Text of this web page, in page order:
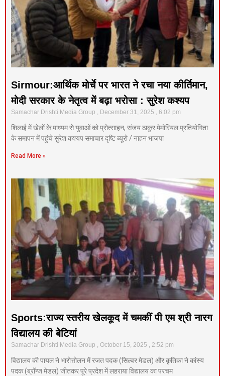
Sirmour:आर्थिक मोर्चे पर भारत ने रचा नया कीर्तिमान,
मोदी सरकार के नेतृत्व में बढ़ा भरोसा : सुरेश कश्यप
Samachar Drishti Media Group December 31, 2025 6:02 pm
शिलाई में खेलों के माध्यम से युवाओं को प्रोत्साहन, संजय ठाकुर मेमोरियल प्रतियोगिता
के समापन में पहुंचे सुरेश कश्यप समाचार दृष्टि ब्यूरो / नाहन भाजपा
Read More »
Sports:राज्य स्तरीय खेलकूद में चमकीं पी एम श्री नारग
विद्यालय की बेटियां
Samachar Drishti Media Group October 15, 2025 2:52 pm
विद्यालय की पायल ने भारोत्तोलन में रजत पदक (सिल्वर मेडल) और कृतिका ने कांस्य
पदक (ब्रॉन्ज मेडल) जीतकर पूरे प्रदेश में लहराया विद्यालय का परचम